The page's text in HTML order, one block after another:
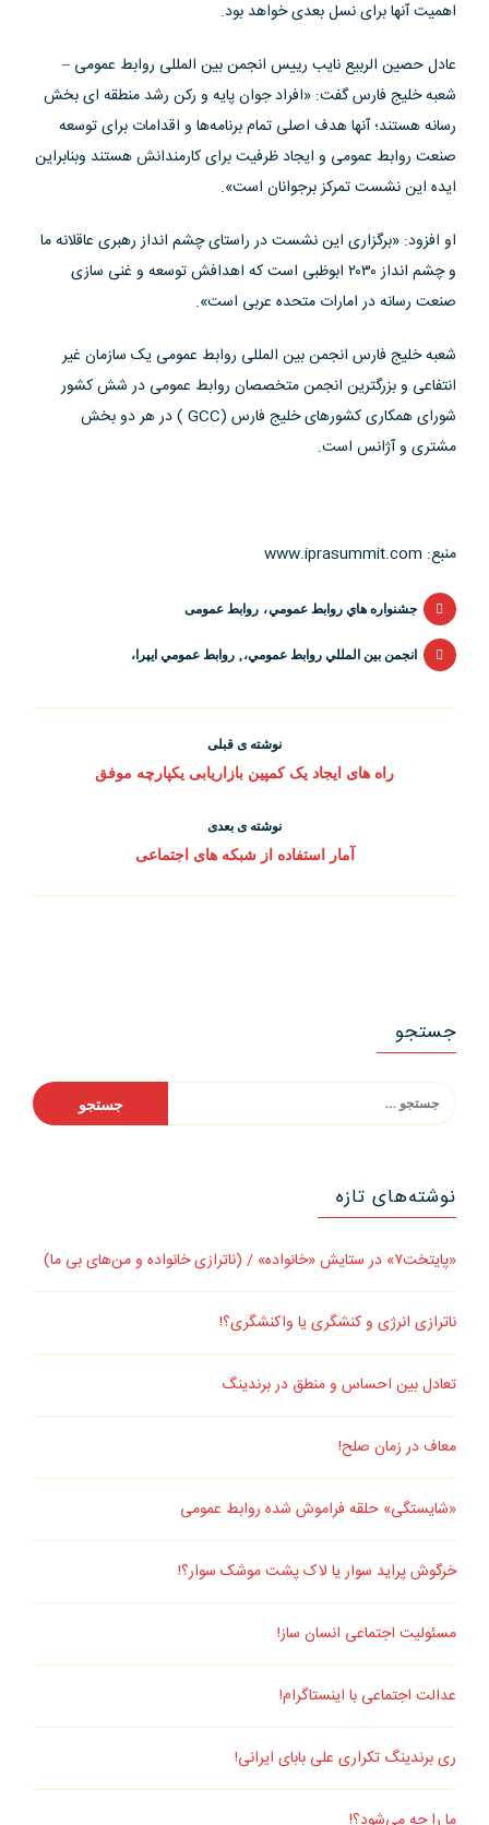
اهمیت آنها برای نسل بعدی خواهد بود.
عادل حصین الربیع نایب رییس انجمن بین المللی روابط عمومی –
شعبه خلیج فارس گفت: «افراد جوان پایه و رکن رشد منطقه ای بخش
رسانه هستند؛ آنها هدف اصلی تمام برنامه‌ها و اقدامات برای توسعه
صنعت روابط عمومی و ایجاد ظرفیت برای کارمندانش هستند وبنابراین
ایده این نشست تمرکز برجوانان است».
او افزود: «برگزاری این نشست در راستای چشم انداز رهبری عاقلانه ما
و چشم انداز ۲۰۳۰ ابوظبی است که اهدافش توسعه و غنی سازی
صنعت رسانه در امارات متحده عربی است».
شعبه خلیج فارس انجمن بین المللی روابط عمومی یک سازمان غیر
انتفاعی و بزرگترین انجمن متخصصان روابط عمومی در شش کشور
شورای همکاری کشورهای خلیج فارس (GCC ) در هر دو بخش
مشتری و آژانس است.
منبع: www.iprasummit.com
جشنواره هاي روابط عمومي، روابط عمومی
انجمن بين المللي روابط عمومي،, روابط عمومي ايپرا،
راهبری
نوشته ی قبلی
نوشته
راه‌ های ایجاد یک کمپین بازاریابی یکپارچه موفق
نوشته ی بعدی
نوشته
آمار استفاده از شبکه های اجتماعی
جستجو
جستجو
برای:
نوشته‌های تازه
«پایتخت۷» در ستایش «خانواده» / (ناترازی خانواده و من‌های بی ما)
ناترازی انرژی و کنشگری یا واکنشگری؟!
تعادل بین احساس و منطق در برندینگ
معاف در زمان صلح!
«شایستگی» حلقه فراموش شده روابط عمومی
خرگوش پراید سوار یا لاک پشت موشک سوار؟!
مسئولیت اجتماعی انسان ساز!
عدالت اجتماعی با اینستاگرام!
ری برندینگ تکراری علی بابای ایرانی!